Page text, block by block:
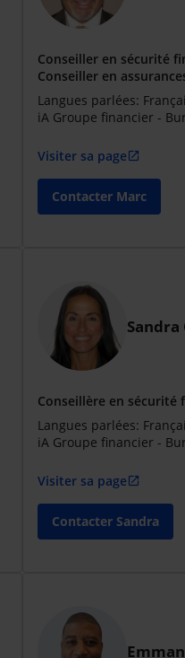
Conseiller en sécurité
Conseiller en
Langues parlées:
iA Groupe financier -
Visiter sa page open_in_new
Contacter Marc
Sandra
Conseillère en sécurité
Langues parlées:
iA Groupe financier -
Visiter sa page open_in_new
Contacter Sandra